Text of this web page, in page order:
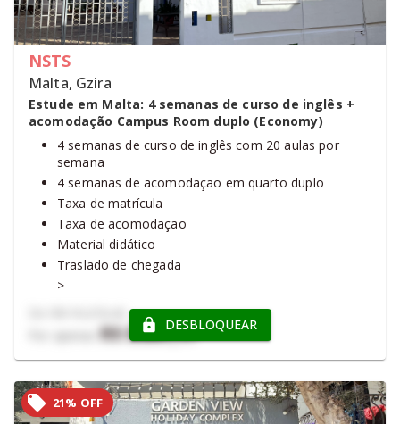
NSTS
Malta, Gzira
Estude em Malta: 4 semanas de curso de inglês +
acomodação Campus Room duplo (Economy)
4 semanas de curso de inglês com 20 aulas por
semana
4 semanas de acomodação em quarto duplo
Taxa de matrícula
Taxa de acomodação
Material didático
Traslado de chegada
>
R$ 8.867,17DESBLOQUEAR
21% OFF